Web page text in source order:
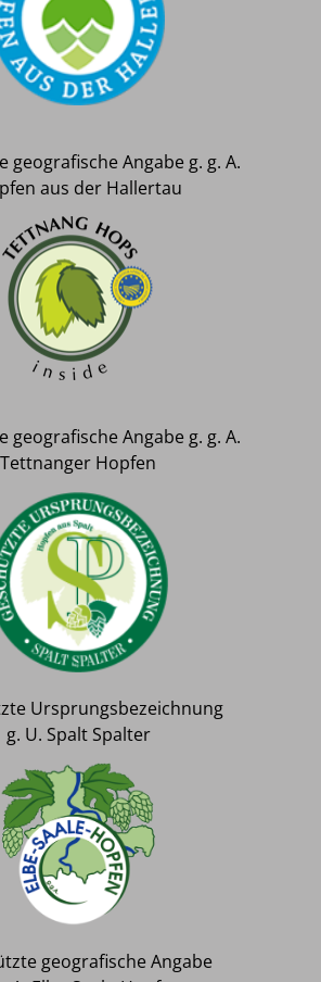
geografische Angabe g. g. A.
aus der Hallertau
geografische Angabe g. g. A.
Tettnanger Hopfen
Ursprungsbezeichnung
g. U. Spalt Spalter
geografische Angabe